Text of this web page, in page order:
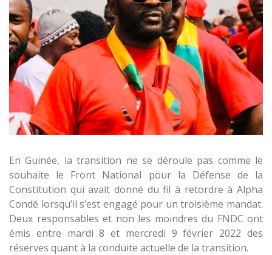
En Guinée, la transition ne se déroule pas comme le
souhaite le Front National pour la Défense de la
Constitution qui avait donné du fil à retordre à Alpha
Condé lorsqu’il s’est engagé pour un troisième mandat.
Deux responsables et non les moindres du FNDC ont
émis entre mardi 8 et mercredi 9 février 2022 des
réserves quant à la conduite actuelle de la transition.